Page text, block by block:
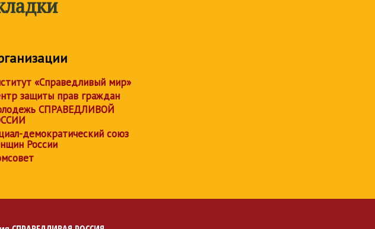
«Справедливый мир»
защиты прав граждан
СПРАВЕДЛИВОЙ
демократический союз
России